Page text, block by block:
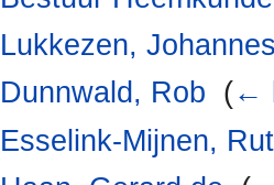
Lukkezen,
Dunnwald, Rob (←
Esselink-Mijnen,